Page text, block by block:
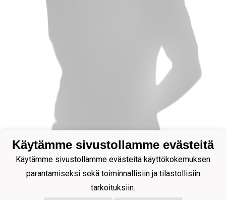
Joukkueenjohtaja, Jopox-ylläpitäjä
Vastamäki Neea
Käytämme sivustollamme evästeitä
Käytämme sivustollamme evästeitä käyttökokemuksen
parantamiseksi sekä toiminnallisiin ja tilastollisiin
tarkoituksiin.